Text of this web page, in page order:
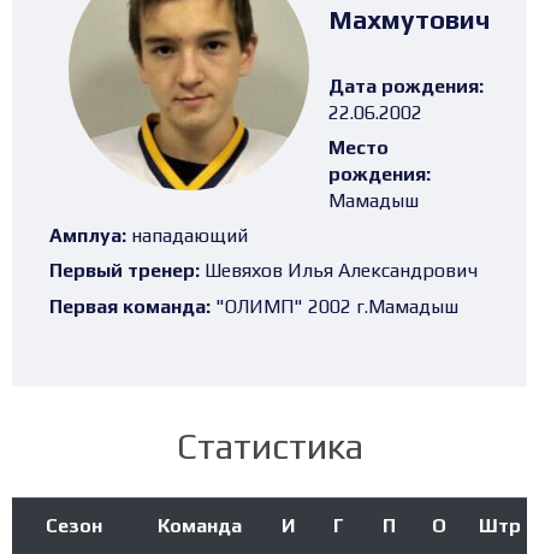
Махмутович
Дата рождения:
22.06.2002
Место
рождения:
Мамадыш
Амплуа: нападающий
Первый тренер: Шевяхов Илья Александрович
Первая команда: "ОЛИМП" 2002 г.Мамадыш
Статистика
Сезон Команда И Г П О Штр